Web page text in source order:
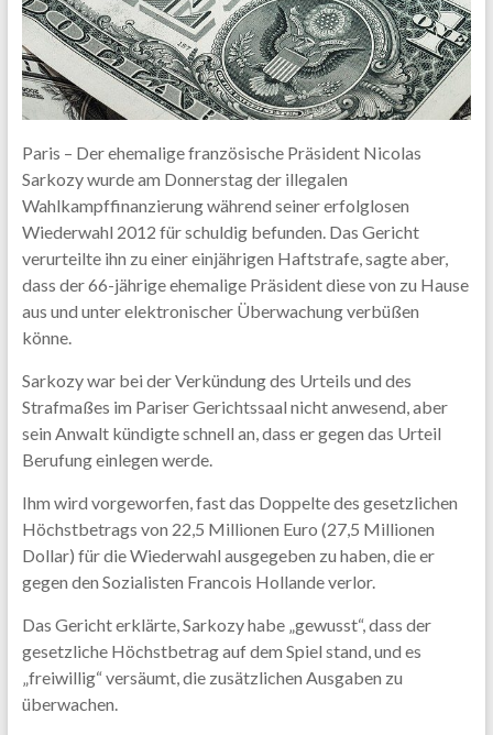
Paris – Der ehemalige französische Präsident Nicolas
Sarkozy wurde am Donnerstag der illegalen
Wahlkampffinanzierung während seiner erfolglosen
Wiederwahl 2012 für schuldig befunden. Das Gericht
verurteilte ihn zu einer einjährigen Haftstrafe, sagte aber,
dass der 66-jährige ehemalige Präsident diese von zu Hause
aus und unter elektronischer Überwachung verbüßen
könne.
Sarkozy war bei der Verkündung des Urteils und des
Strafmaßes im Pariser Gerichtssaal nicht anwesend, aber
sein Anwalt kündigte schnell an, dass er gegen das Urteil
Berufung einlegen werde.
Ihm wird vorgeworfen, fast das Doppelte des gesetzlichen
Höchstbetrags von 22,5 Millionen Euro (27,5 Millionen
Dollar) für die Wiederwahl ausgegeben zu haben, die er
gegen den Sozialisten Francois Hollande verlor.
Das Gericht erklärte, Sarkozy habe „gewusst“, dass der
gesetzliche Höchstbetrag auf dem Spiel stand, und es
„freiwillig“ versäumt, die zusätzlichen Ausgaben zu
überwachen.